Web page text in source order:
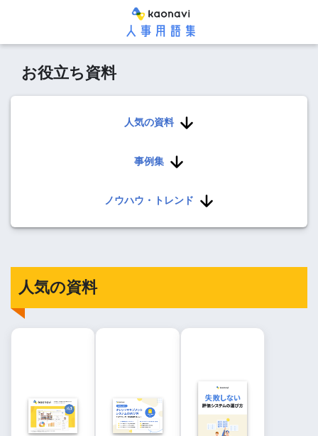
お役立ち資料
人気の資料
事例集
ノウハウ・トレンド
人気の資料